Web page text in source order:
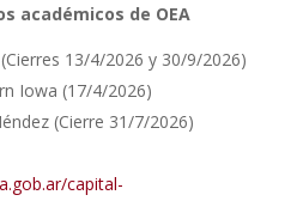
académicos de OEA
13/4/2026 y 30/9/2026)
Iowa (17/4/2026)
(Cierre 31/7/2026)
capital-